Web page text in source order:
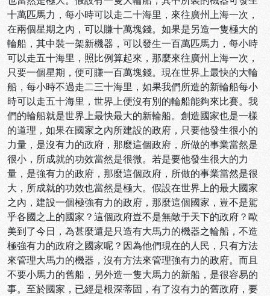
十萬匹馬力，每小時可以走二十海里，來往廣州上海一次，
在兩個星期之內，可以賺十萬塊錢。如果是另造一隻極大的
輪船，其中裝一架新機器，可以發生一百萬匹馬力，每小時
可以走五十海里，照比例算起來，那麼來往廣州上海一次，
只要一個星期，便可賺一百萬塊錢。現在世界上最快的大輪
船，每小時不過走二三十海里，如果我們所造的新輪船每小
時可以走五十海里，世界上便沒有別的輪船能夠來比賽。我
們的輪船就是世界上最快最大的新輪船。創造國家也是一樣
的道理，如果在國家之內所建設的政府，只要他發生很小的
力量，是沒有力的政府，那麼這個政府，所做的事業當然是
很小，所成就的功效當然是很微。若是要他發生很大的力
量，是強有力的政府，那麼這個政府，所做的事業當然是很
大，所成就的功效也當然是極大。假設在世界上的最大國家
之內，建設一個極強有力的政府，那麼這個國家，豈不是駕
乎各國之上的國家？這個政府豈不是無敵于天下的政府？歐
美到了今日，為甚麼還是只造有大馬力的機器之輪船，不造
極強有力的政府之國家呢？因為他們現在的人民，只有方法
來管理大馬力的機器，沒有方法來管理強有力的政府。而且
不要小馬力的舊船，另外造一隻大馬力的新船，是很容易的
事。至於國家，已經是根深蒂固，有了沒有力的舊政府，要